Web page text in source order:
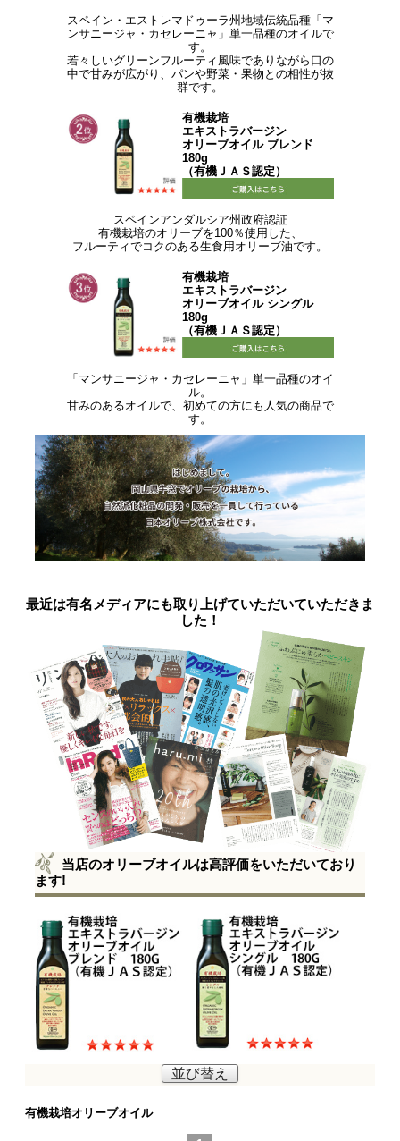
スペイン・エストレマドゥーラ州地域伝統品種「マ
ンサニージャ・カセレーニャ」単一品種のオイルで
す。
若々しいグリーンフルーティ風味でありながら口の
中で甘みが広がり、パンや野菜・果物との相性が抜
群です。
有機栽培
エキストラバージン
オリーブオイル ブレンド
180g
（有機ＪＡＳ認定）
スペインアンダルシア州政府認証
有機栽培のオリーブを100％使用した、
フルーティでコクのある生食用オリーブ油です。
有機栽培
エキストラバージン
オリーブオイル シングル
180g
（有機ＪＡＳ認定）
「マンサニージャ・カセレーニャ」単一品種のオイ
ル。
甘みのあるオイルで、初めての方にも人気の商品で
す。
最近は有名メディアにも取り上げていただいていただきま
した！
当店のオリーブオイルは高評価をいただいており
ます!
並び替え
有機栽培オリーブオイル